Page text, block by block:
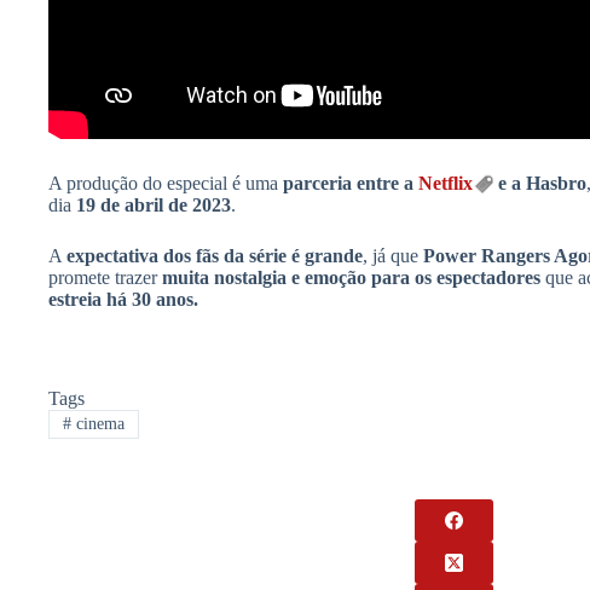
A produção do especial é uma parceria entre a Netflix e a Hasbro
dia 19 de abril de 2023.
A expectativa dos fãs da série é grande, já que Power Rangers
promete trazermuita nostalgia e emoção para os espectadores que
estreia há 30 anos.
Tags
#cinema